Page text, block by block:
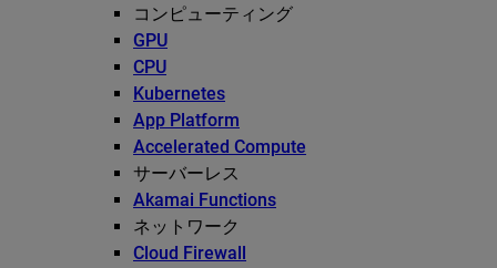
コンピューティング
GPU
CPU
Kubernetes
App Platform
Accelerated Compute
サーバーレス
Akamai Functions
ネットワーク
Cloud Firewall